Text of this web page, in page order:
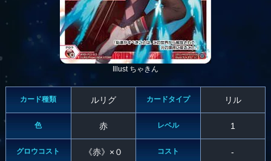
Illust ちゃきん
カード種類 ルリグ カードタイプ リル
色 赤 レベル 1
グロウコスト 《赤》×０ コスト -